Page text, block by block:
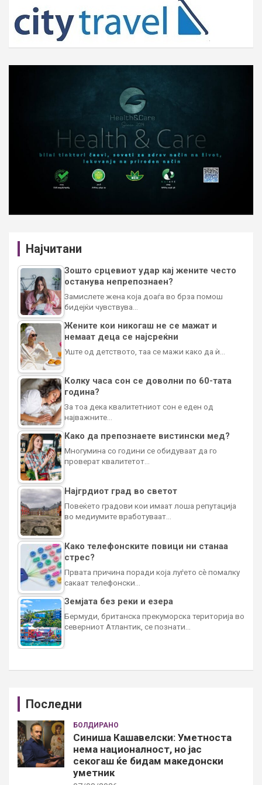
h
Најчитани
Зошто срцевиот удар кај жените често
останува непрепознаен?
Замислете жена која доаѓа во брза помош
бидејќи чувствува…
Жените кои никогаш не се мажат и
немаат деца се најсреќни
Уште од детството, таа се мажи како да ѝ…
Колку часа сон се доволни по 60-тата
година?
За тоа дека квалитетниот сон е еден од
најважните…
Како да препознаете вистински мед?
Многумина со години се обидуваат да го
проверат квалитетот…
Најгрдиот град во светот
Повеќето градови кои имаат лоша репутација
во медиумите вработуваат…
Како телефонските повици ни станаа
стрес?
Првата причина поради која луѓето сè помалку
сакаат телефонски…
Земјата без реки и езера
Бермуди, британска прекуморска територија во
северниот Атлантик, се познати…
Последни
БОЛДИРАНО
Синиша Кашавелски: Уметноста
нема националност, но јас
секогаш ќе бидам македонски
уметник